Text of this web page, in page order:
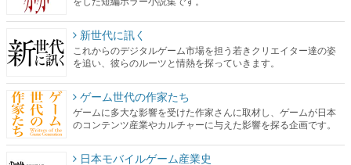
新世代に訊く
これからのデジタルゲーム市場を担う若きクリエイター達の姿
を追い、彼らのルーツと情熱を探っていきます。
ゲーム世代の作家たち
ゲームに多大な影響を受けた作家さんに取材し、ゲームが日本
のコンテンツ産業やカルチャーに与えた影響を探る企画です。
日本モバイルゲーム産業史